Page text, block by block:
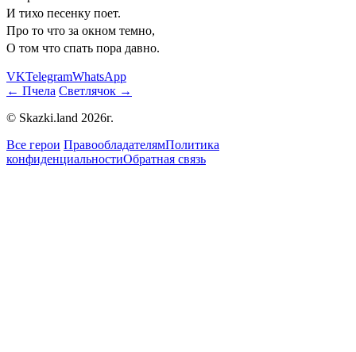
И тихо песенку поет.
Про то что за окном темно,
О том что спать пора давно.
VKTelegramWhatsApp
← Пчела Светлячок →
© Skazki.land 2026г.
Все герои ПравообладателямПолитика
конфиденциальностиОбратная связь